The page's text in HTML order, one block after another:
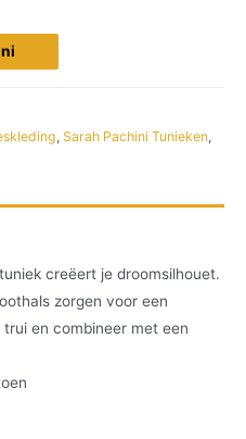
, Sarah Pachini Tunieken,
creëert je droomsilhouet.
zorgen voor een
en combineer met een